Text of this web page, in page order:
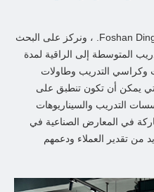
نحن شركة Foshan Dingyou Furniture Co. ، Ltd. ، ونركز على البحث
المتوسطة إلى الراقية لمدة
وكراسي التدريب وطاولات
يمكن أن تكون تنطبق على
التدريب والسيناريوهات
في المعارض الصناعية في
تقدير العملاء ودعمهم